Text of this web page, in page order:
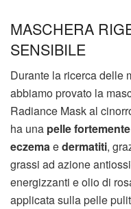
MASCHERA
SENSIBILE
Durante la ricerca delle
abbiamo provato la
Radiance Mask al
ha una pelle
eczemaedermatiti,
grassi ad azione
energizzanti e olio di
applicata sulla pelle